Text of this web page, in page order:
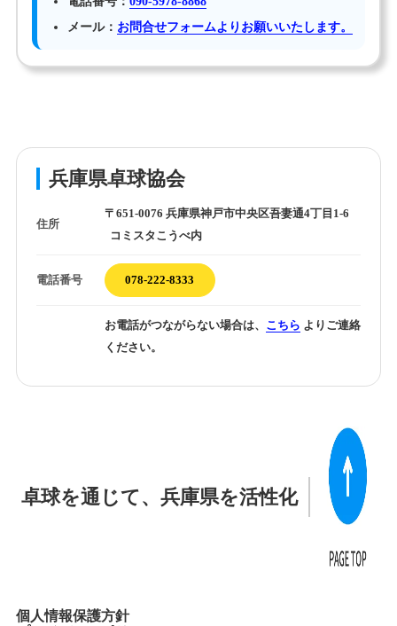
メール： お問合せフォームよりお願いいたします。
兵庫県卓球協会
住所
〒651-0076 兵庫県神戸市中央区吾妻通4丁目1-6
コミスタこうべ内
電話番号 078-222-8333
お電話がつながらない場合は、 こちら よりご連絡
ください。
卓球を通じて、兵庫県を活性化
個人情報保護方針